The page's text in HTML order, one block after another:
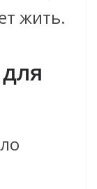
жить.